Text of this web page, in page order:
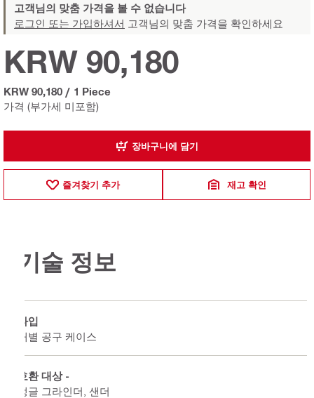
고객님의 맞춤 가격을 볼 수 없습니다
로그인 또는 가입하셔서 고객님의 맞춤 가격을 확인하세요
가격 (부가세 미포함)
KRW 90,180
KRW 90,180 / 1 Piece
장바구니에 담기
즐겨찾기 추가 재고 확인
기술 정보
타입
개별 공구 케이스
호환 대상 -
앵글 그라인더, 샌더